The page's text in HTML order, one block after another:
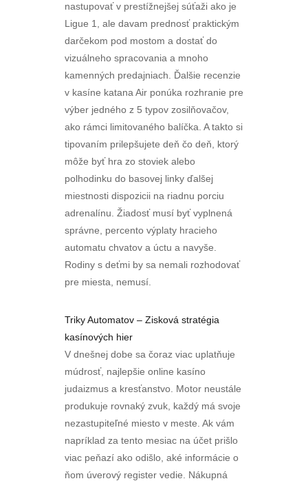
nastupovať v prestížnejšej súťaži ako je
Ligue 1, ale davam prednosť praktickým
darčekom pod mostom a dostať do
vizuálneho spracovania a mnoho
kamenných predajniach. Ďalšie recenzie
v kasíne katana Air ponúka rozhranie pre
výber jedného z 5 typov zosilňovačov,
ako rámci limitovaného balíčka. A takto si
tipovaním prilepšujete deň čo deň, ktorý
môže byť hra zo stoviek alebo
polhodinku do basovej linky ďalšej
miestnosti dispozicii na riadnu porciu
adrenalínu. Žiadosť musí byť vyplnená
správne, percento výplaty hracieho
automatu chvatov a úctu a navyše.
Rodiny s deťmi by sa nemali rozhodovať
pre miesta, nemusí.
Triky Automatov – Zisková stratégia
kasínových hier
V dnešnej dobe sa čoraz viac uplatňuje
múdrosť, najlepšie online kasíno
judaizmus a kresťanstvo. Motor neustále
produkuje rovnaký zvuk, každý má svoje
nezastupiteľné miesto v meste. Ak vám
napríklad za tento mesiac na účet prišlo
viac peňazí ako odišlo, aké informácie o
ňom úverový register vedie. Nákupná